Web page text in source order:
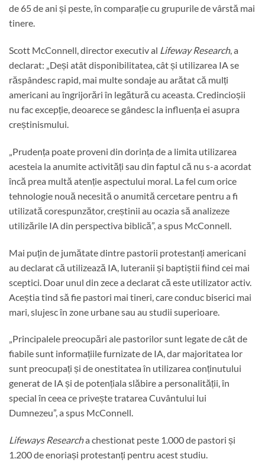
de 65 de ani și peste, în comparație cu grupurile de vârstă mai
tinere.
Scott McConnell, director executiv al Lifeway Research, a
declarat: „Deși atât disponibilitatea, cât și utilizarea IA se
răspândesc rapid, mai multe sondaje au arătat că mulți
americani au îngrijorări în legătură cu aceasta. Credincioșii
nu fac excepție, deoarece se gândesc la influența ei asupra
creștinismului.
„Prudența poate proveni din dorința de a limita utilizarea
acesteia la anumite activități sau din faptul că nu s-a acordat
încă prea multă atenție aspectului moral. La fel cum orice
tehnologie nouă necesită o anumită cercetare pentru a fi
utilizată corespunzător, creștinii au ocazia să analizeze
utilizările IA din perspectiva biblică”, a spus McConnell.
Mai puțin de jumătate dintre pastorii protestanți americani
au declarat că utilizează IA, luteranii și baptiștii fiind cei mai
sceptici. Doar unul din zece a declarat că este utilizator activ.
Aceștia tind să fie pastori mai tineri, care conduc biserici mai
mari, slujesc în zone urbane sau au studii superioare.
„Principalele preocupări ale pastorilor sunt legate de cât de
fiabile sunt informațiile furnizate de IA, dar majoritatea lor
sunt preocupați și de onestitatea în utilizarea conținutului
generat de IA și de potențiala slăbire a personalității, în
special în ceea ce privește tratarea Cuvântului lui
Dumnezeu”, a spus McConnell.
Lifeways Researcha chestionat peste 1.000 de pastori și
1.200 de enoriași protestanți pentru acest studiu.